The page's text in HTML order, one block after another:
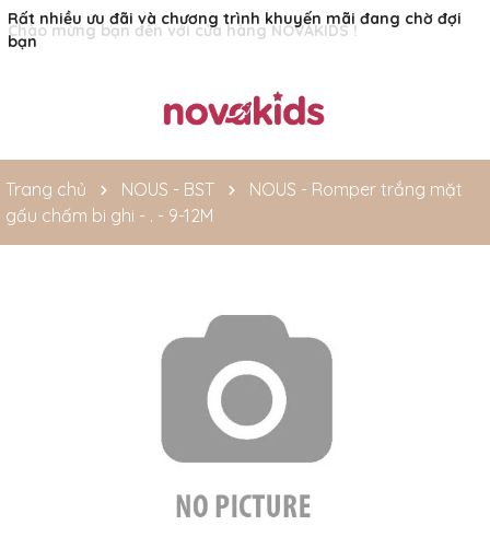
Rất nhiều ưu đãi và chương trình khuyến mãi đang chờ đợi
bạn
Trang chủ NOUS - BST
NOUS - Romper trắng mặt
gấu chấm bi ghi - . - 9-12M